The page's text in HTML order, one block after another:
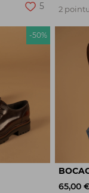
5
2
-50%
65,00